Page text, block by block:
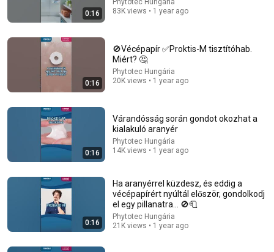
Jeff Foxworthy 1.8M views
0:16
Phytotec Hungária
83K views • 1 year ago
0:16
🚫Vécépapír ✅Proktis-M tisztítóhab.
Miért? 🤔
Phytotec Hungária
20K views • 1 year ago
0:16
Várandósság során gondot okozhat a
kialakuló aranyér
Phytotec Hungária
14K views • 1 year ago
0:16
Ha aranyérrel küzdesz, és eddig a
vécépapírért nyúltál először, gondolkodj
el egy pillanatra… 🚫🧻
Phytotec Hungária
21K views • 1 year ago